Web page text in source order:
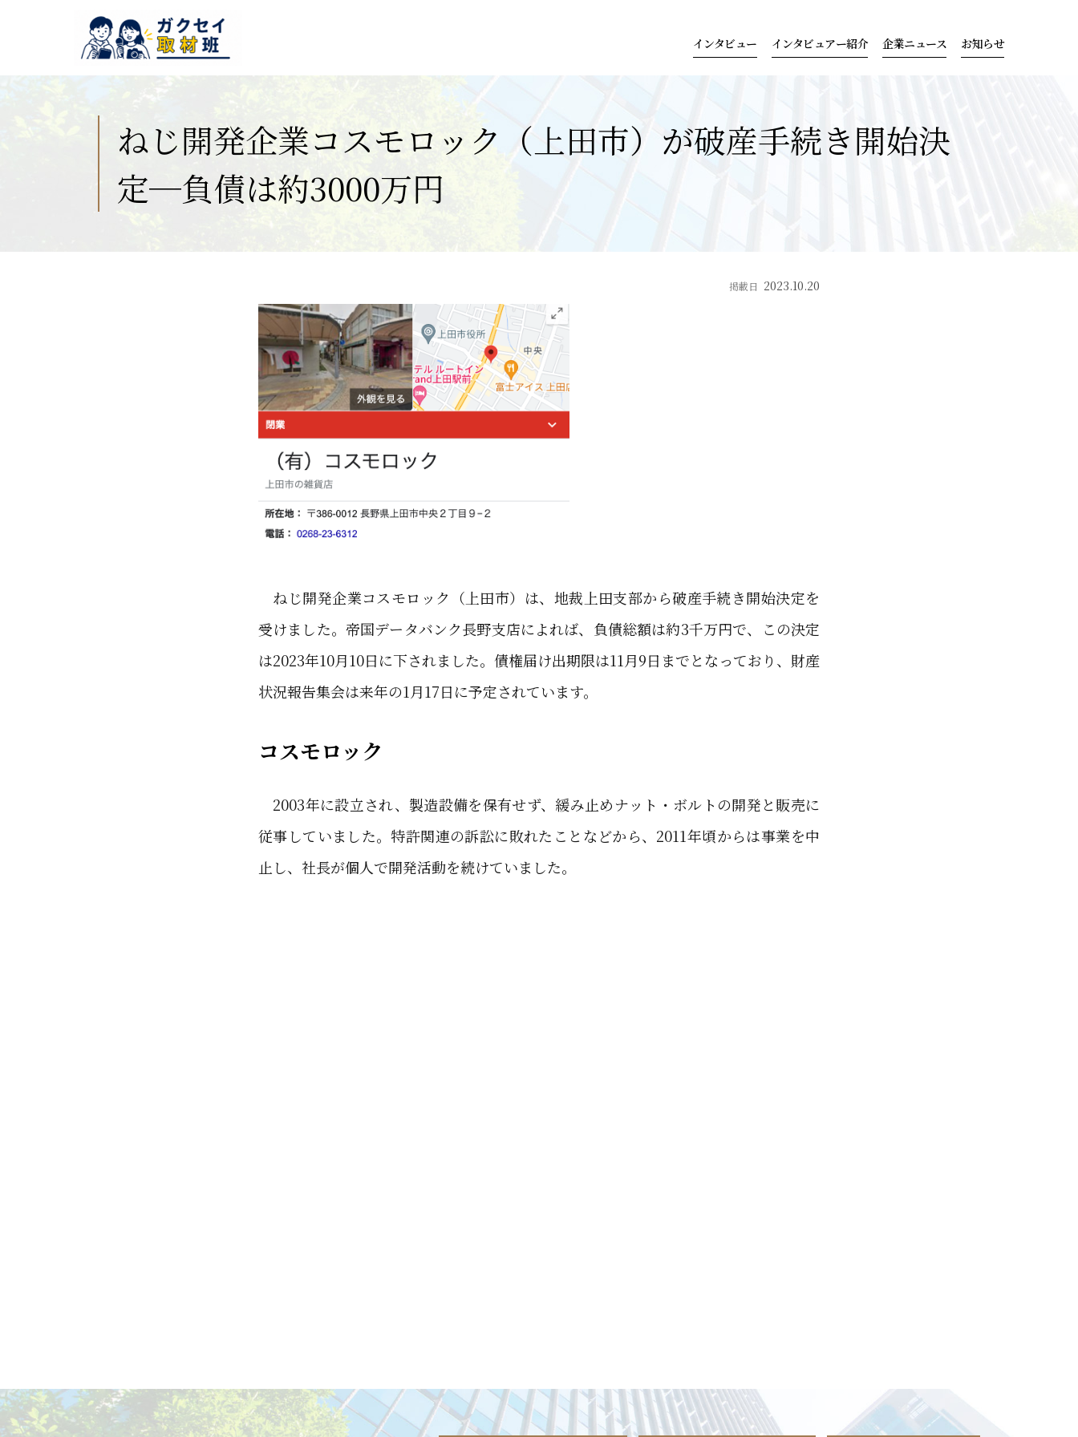
インタビュー インタビュアー紹介 企業ニュース お知らせ
ねじ開発企業コスモロック（上田市）が破産手続き開始決
定─負債は約3000万円
掲載日 2023.10.20
ねじ開発企業コスモロック（上田市）は、地裁上田支部から破産手続き開始決定を
受けました。帝国データバンク長野支店によれば、負債総額は約3千万円で、この決定
は2023年10月10日に下されました。債権届け出期限は11月9日までとなっており、財産
状況報告集会は来年の1月17日に予定されています。
コスモロック
2003年に設立され、製造設備を保有せず、緩み止めナット・ボルトの開発と販売に
従事していました。特許関連の訴訟に敗れたことなどから、2011年頃からは事業を中
止し、社長が個人で開発活動を続けていました。